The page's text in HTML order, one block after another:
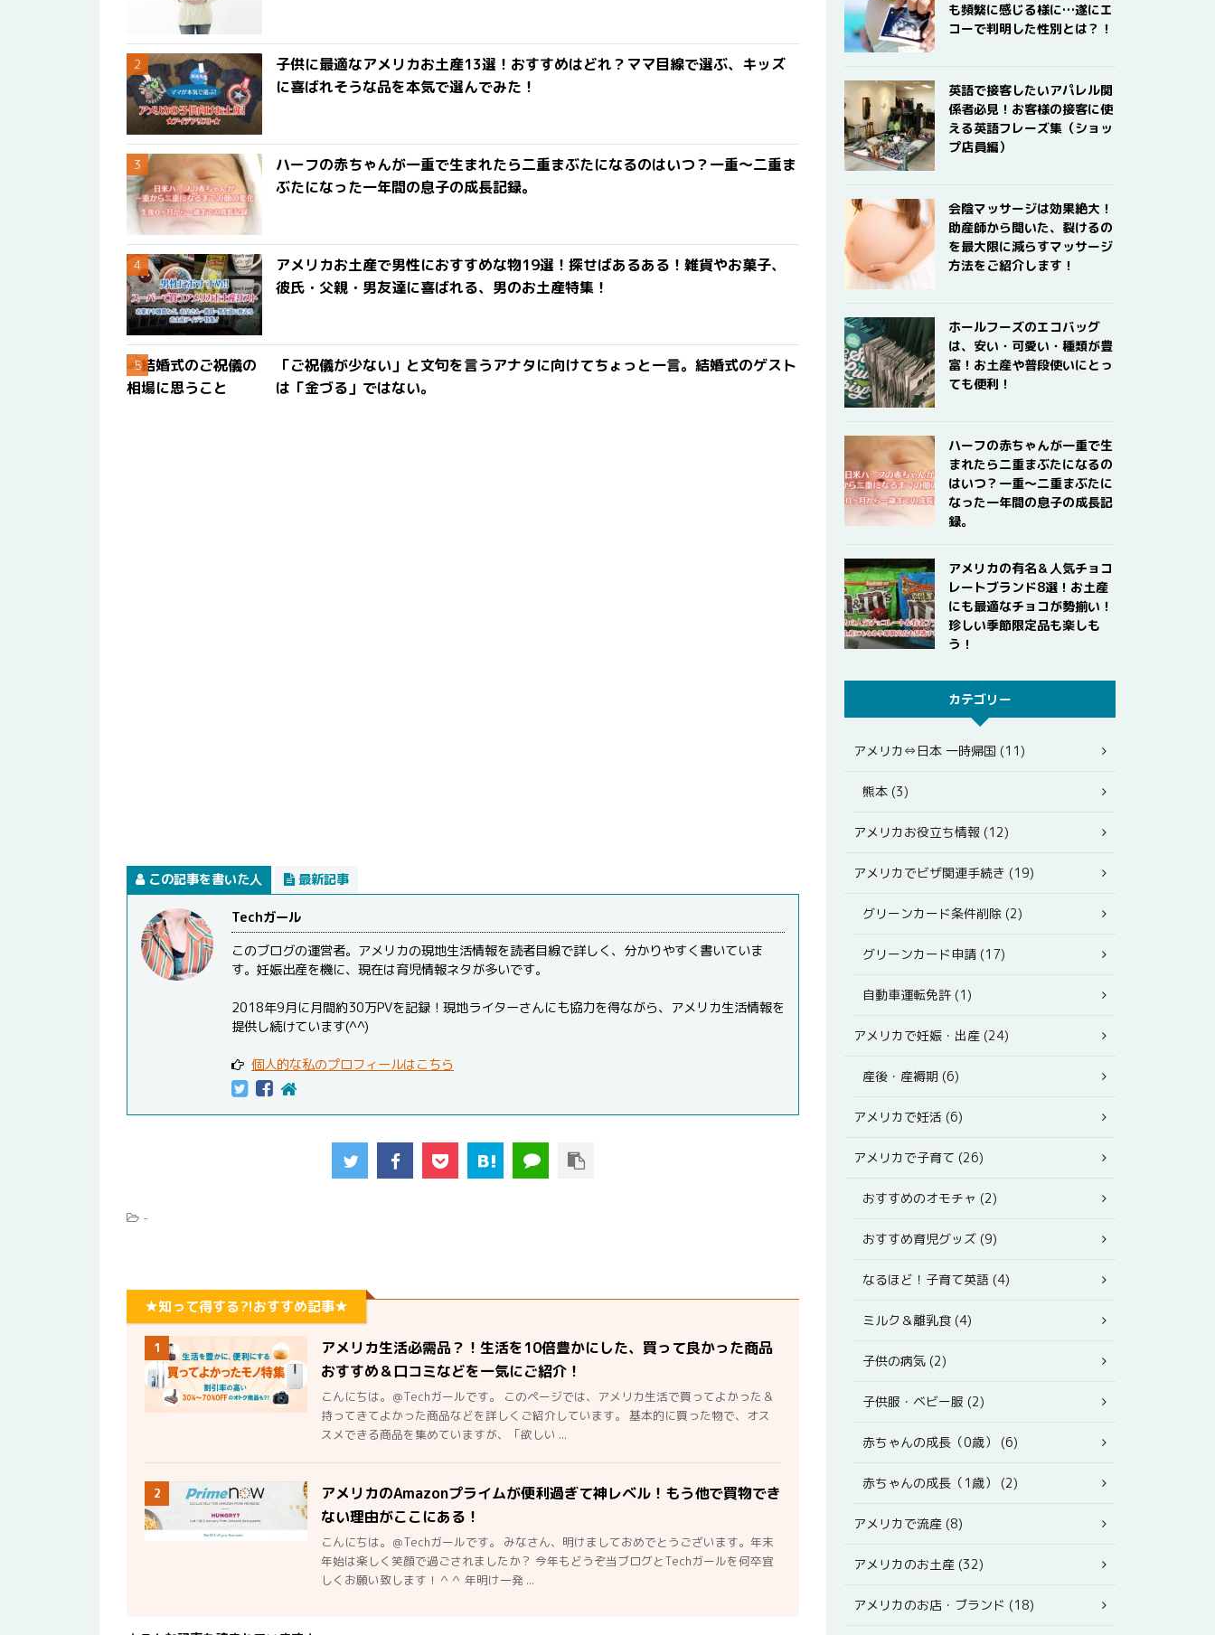
子供に最適なアメリカお土産13選！おすすめはどれ？ママ目線で選ぶ、キッズ
に喜ばれそうな品を本気で選んでみた！
ハーフの赤ちゃんが一重で生まれたら二重まぶたになるのはいつ？一重〜二重ま
ぶたになった一年間の息子の成長記録。
アメリカお土産で男性におすすめな物19選！探せばあるある！雑貨やお菓子、
彼氏・父親・男友達に喜ばれる、男のお土産特集！
「ご祝儀が少ない」と文句を言うアナタに向けてちょっと一言。結婚式のゲスト
は「金づる」ではない。
この記事を書いた人 最新記事
Techガール
このブログの運営者。アメリカの現地生活情報を読者目線で詳しく、分かりやすく書いていま
す。妊娠出産を機に、現在は育児情報ネタが多いです。
2018年9月に月間約30万PVを記録！現地ライターさんにも協力を得ながら、アメリカ生活情報を
提供し続けています(^^)
個人的な私のプロフィールはこちら
-
★知って得する?!おすすめ記事★
1
アメリカ生活必需品？！生活を10倍豊かにした、買って良かった商品
おすすめ＆口コミなどを一気にご紹介！
こんにちは。＠Techガールです。 このページでは、アメリカ生活で買ってよかった＆
持ってきてよかった商品などを詳しくご紹介しています。 基本的に買った物で、オス
スメできる商品を集めていますが、「欲しい ...
2
アメリカのAmazonプライムが便利過ぎて神レベル！もう他で買物でき
ない理由がここにある！
こんにちは。＠Techガールです。 みなさん、明けましておめでとうございます。年末
年始は楽しく笑顔で過ごされましたか？ 今年もどうぞ当ブログとTechガールを何卒宜
しくお願い致します！＾＾ 年明け一発 ...
も頻繁に感じる様に…遂にエ
コーで判明した性別とは？！
英語で接客したいアパレル関
係者必見！お客様の接客に使
える英語フレーズ集（ショッ
プ店員編）
会陰マッサージは効果絶大！
助産師から聞いた、裂けるの
を最大限に減らすマッサージ
方法をご紹介します！
ホールフーズのエコバッグ
は、安い・可愛い・種類が豊
富！お土産や普段使いにとっ
ても便利！
ハーフの赤ちゃんが一重で生
まれたら二重まぶたになるの
はいつ？一重〜二重まぶたに
なった一年間の息子の成長記
録。
アメリカの有名＆人気チョコ
レートブランド8選！お土産
にも最適なチョコが勢揃い！
珍しい季節限定品も楽しも
う！
カテゴリー
アメリカ⇔日本 一時帰国 (11)
熊本 (3)
アメリカお役立ち情報 (12)
アメリカでビザ関連手続き (19)
グリーンカード条件削除 (2)
グリーンカード申請 (17)
自動車運転免許 (1)
アメリカで妊娠・出産 (24)
産後・産褥期 (6)
アメリカで妊活 (6)
アメリカで子育て (26)
おすすめのオモチャ (2)
おすすめ育児グッズ (9)
なるほど！子育て英語 (4)
ミルク＆離乳食 (4)
子供の病気 (2)
子供服・ベビー服 (2)
赤ちゃんの成長（0歳） (6)
赤ちゃんの成長（1歳） (2)
アメリカで流産 (8)
アメリカのお土産 (32)
アメリカのお店・ブランド (18)